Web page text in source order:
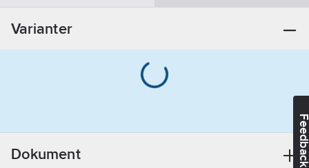
Modell/Utförande:
Fästmetod:
Varianter
Dokument